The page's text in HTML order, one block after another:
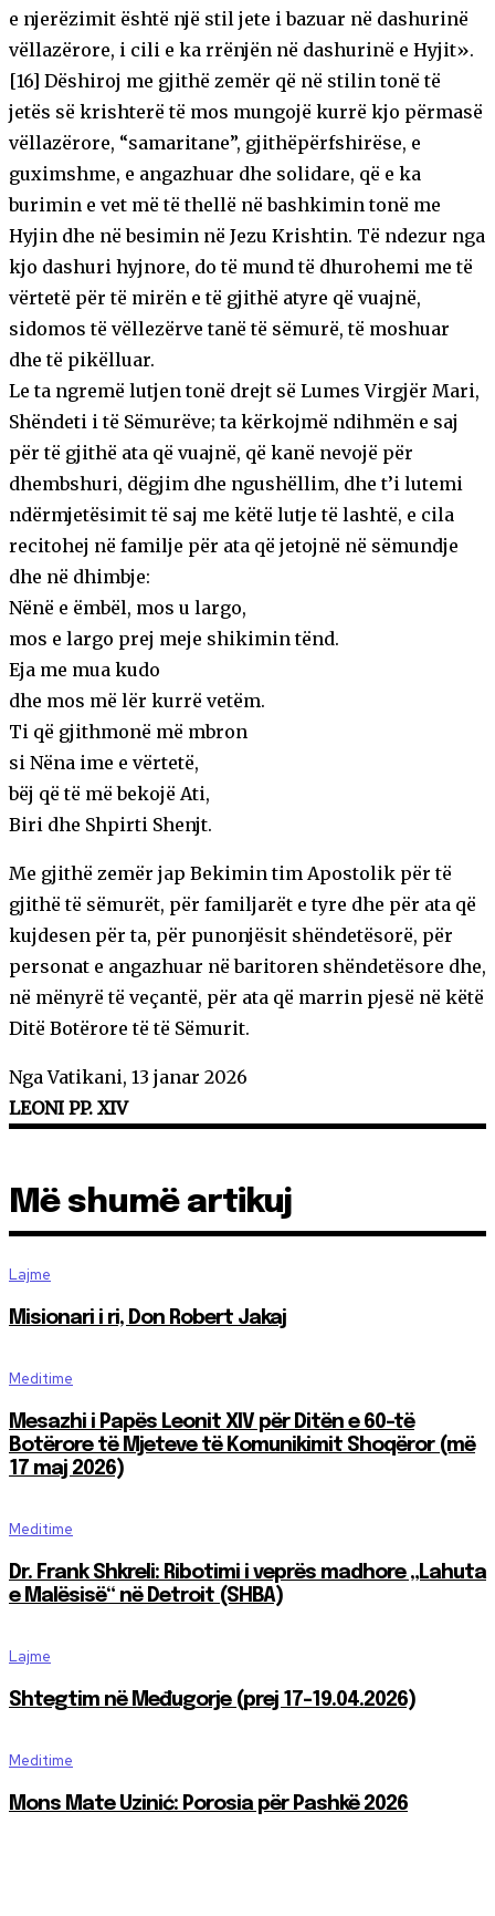
e njerëzimit është një stil jete i bazuar në dashurinë
vëllazërore, i cili e ka rrënjën në dashurinë e Hyjit».
[16] Dëshiroj me gjithë zemër që në stilin tonë të
jetës së krishterë të mos mungojë kurrë kjo përmasë
vëllazërore, “samaritane”, gjithëpërfshirëse, e
guximshme, e angazhuar dhe solidare, që e ka
burimin e vet më të thellë në bashkimin tonë me
Hyjin dhe në besimin në Jezu Krishtin. Të ndezur nga
kjo dashuri hyjnore, do të mund të dhurohemi me të
vërtetë për të mirën e të gjithë atyre që vuajnë,
sidomos të vëllezërve tanë të sëmurë, të moshuar
dhe të pikëlluar.
Le ta ngremë lutjen tonë drejt së Lumes Virgjër Mari,
Shëndeti i të Sëmurëve; ta kërkojmë ndihmën e saj
për të gjithë ata që vuajnë, që kanë nevojë për
dhembshuri, dëgjim dhe ngushëllim, dhe t’i lutemi
ndërmjetësimit të saj me këtë lutje të lashtë, e cila
recitohej në familje për ata që jetojnë në sëmundje
dhe në dhimbje:
Nënë e ëmbël, mos u largo,
mos e largo prej meje shikimin tënd.
Eja me mua kudo
dhe mos më lër kurrë vetëm.
Ti që gjithmonë më mbron
si Nëna ime e vërtetë,
bëj që të më bekojë Ati,
Biri dhe Shpirti Shenjt.
Me gjithë zemër jap Bekimin tim Apostolik për të
gjithë të sëmurët, për familjarët e tyre dhe për ata që
kujdesen për ta, për punonjësit shëndetësorë, për
personat e angazhuar në baritoren shëndetësore dhe,
në mënyrë të veçantë, për ata që marrin pjesë në këtë
Ditë Botërore të të Sëmurit.
Nga Vatikani, 13 janar 2026
LEONI PP. XIV
Më shumë artikuj
Lajme
Misionari i ri, Don Robert Jakaj
Meditime
Mesazhi i Papës Leonit XIV për Ditën e 60-të
Botërore të Mjeteve të Komunikimit Shoqëror (më
17 maj 2026)
Meditime
Dr. Frank Shkreli: Ribotimi i veprës madhore „Lahuta
e Malësisë“ në Detroit (SHBA)
Lajme
Shtegtim në Međugorje (prej 17-19.04.2026)
Meditime
Mons Mate Uzinić: Porosia për Pashkë 2026